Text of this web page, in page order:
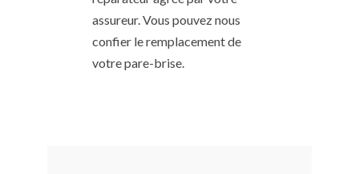
assureur. Vous pouvez nous
confier le remplacement de
votre pare-brise.